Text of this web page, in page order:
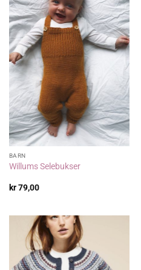
BARN
Willums Selebukser
kr79,00